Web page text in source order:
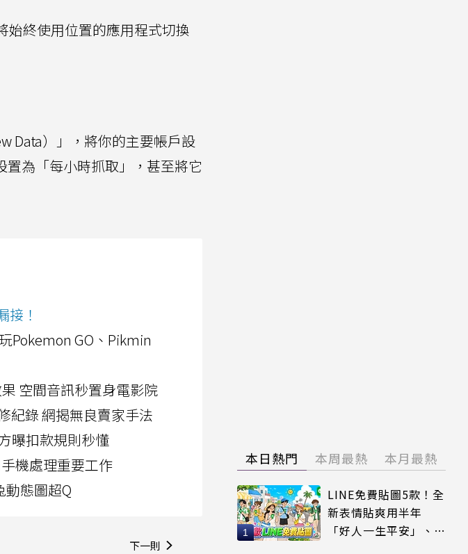
始終使用位置的應用程式切換
Data）」，將你的主要帳戶設
為「每小時抓取」，甚至將它
接！
Pokemon GO、Pikmin
空間音訊秒置身電影院
紀錄 網揭無良賣家手法
曝扣款規則秒懂
機處理重要工作
動態圖超Q
下一則
本日熱門 本周最熱 本月最熱
LINE免費貼圖5款！全
新表情貼爽用半年
「好人一生平安」、